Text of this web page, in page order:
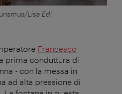
Lisa Edi
Francesco
prima conduttura di
- con la messa in
ad alta pressione di